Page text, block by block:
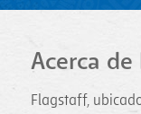
Acerca
Flagstaff,